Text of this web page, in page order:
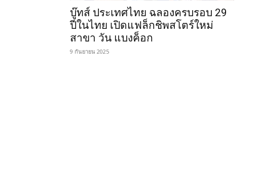
บู๊ทส์ ประเทศไทย ฉลองครบรอบ 29
ปีในไทย เปิดแฟล็กชิพสโตร์ใหม่
สาขา วัน แบงค็อก
9 กันยายน 2025